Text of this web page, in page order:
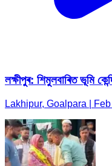
লক্ষীপুৰ: শিমুলবাৰিত ভূমি
Lakhipur, Goalpara |